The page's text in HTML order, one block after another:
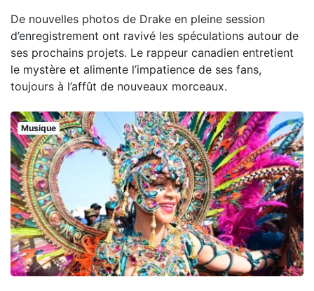
De nouvelles photos de Drake en pleine session
d’enregistrement ont ravivé les spéculations autour de
ses prochains projets. Le rappeur canadien entretient
le mystère et alimente l’impatience de ses fans,
toujours à l’affût de nouveaux morceaux.
Musique